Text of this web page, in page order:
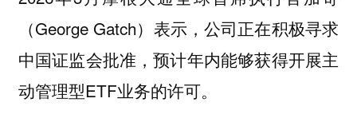
（George Gatch）表示，公司正在积极寻求
中国证监会批准，预计年内能够获得开展主
动管理型ETF业务的许可。